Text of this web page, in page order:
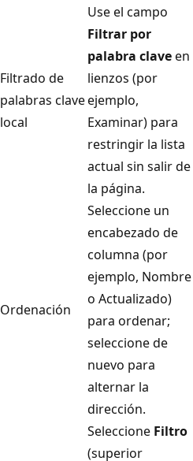
Filtrado de
palabras clave
local
Use el campo
Filtrar por
palabra claveen
lienzos (por
ejemplo,
Examinar) para
restringir la lista
actual sin salir de
la página.
Ordenación
Seleccione un
encabezado de
columna (por
ejemplo, Nombre
o Actualizado)
para ordenar;
seleccione de
nuevo para
alternar la
dirección.
Seleccione Filtro
(superior